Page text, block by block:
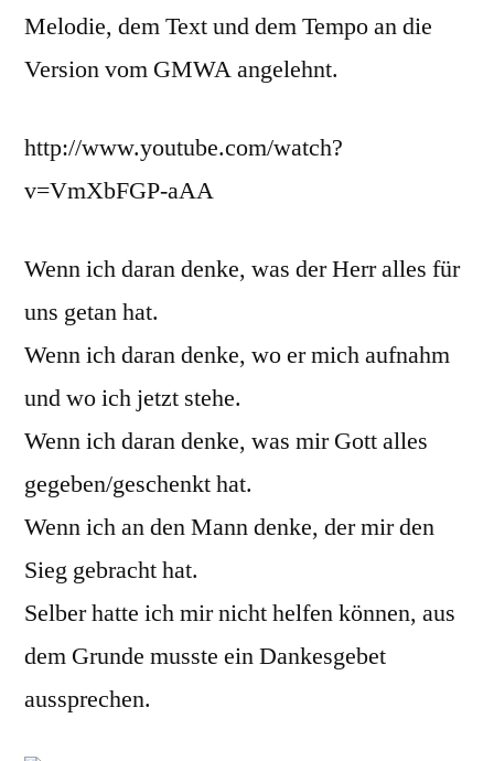
Melodie, dem Text und dem Tempo an die
Version vom GMWA angelehnt.
http://www.youtube.com/watch?
v=VmXbFGP-aAA
Wenn ich daran denke, was der Herr alles für
uns getan hat.
Wenn ich daran denke, wo er mich aufnahm
und wo ich jetzt stehe.
Wenn ich daran denke, was mir Gott alles
gegeben/geschenkt hat.
Wenn ich an den Mann denke, der mir den
Sieg gebracht hat.
Selber hatte ich mir nicht helfen können, aus
dem Grunde musste ein Dankesgebet
aussprechen.